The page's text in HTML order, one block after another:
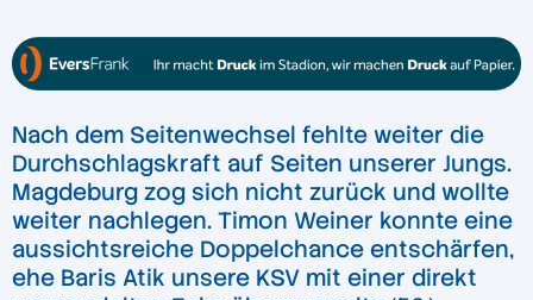
Nach dem Seitenwechsel fehlte weiter die
Durchschlagskraft auf Seiten unserer Jungs.
Magdeburg zog sich nicht zurück und wollte
weiter nachlegen. Timon Weiner konnte eine
aussichtsreiche Doppelchance entschärfen,
ehe Baris Atik unsere KSV mit einer direkt